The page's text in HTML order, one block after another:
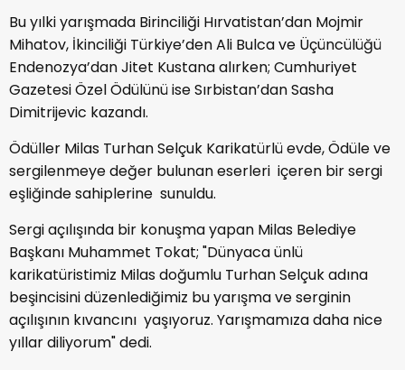
Bu yılki yarışmada Birinciliği Hırvatistan’dan Mojmir
Mihatov, İkinciliği Türkiye’den Ali Bulca ve Üçüncülüğü
Endenozya’dan Jitet Kustana alırken; Cumhuriyet
Gazetesi Özel Ödülünü ise Sırbistan’dan Sasha
Dimitrijevic kazandı.
Ödüller Milas Turhan Selçuk Karikatürlü evde, Ödüle ve
sergilenmeye değer bulunan eserleri içeren bir sergi
eşliğinde sahiplerine sunuldu.
Sergi açılışında bir konuşma yapan Milas Belediye
Başkanı Muhammet Tokat; "Dünyaca ünlü
karikatüristimiz Milas doğumlu Turhan Selçuk adına
beşincisini düzenlediğimiz bu yarışma ve serginin
açılışının kıvancını yaşıyoruz. Yarışmamıza daha nice
yıllar diliyorum" dedi.